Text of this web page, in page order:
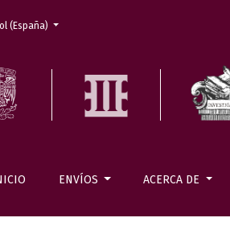
ENVÍOS ACERCA DE
el idioma. El actual es:
(España)